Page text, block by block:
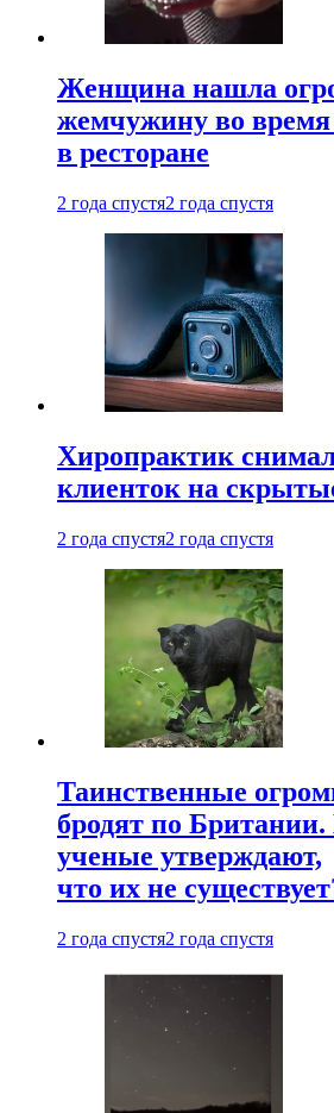
Женщина нашла
жемчужину во время
в ресторане
2 года спустя2 года спустя
Хиропрактик
клиенток на
2 года спустя2 года спустя
Таинственные
бродят по
ученые утверждают,
что их не
2 года спустя2 года спустя